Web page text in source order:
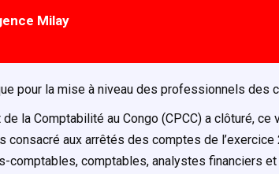
Milay
pour la mise à niveau des professionnels des
la Comptabilité au Congo (CPCC) a clôturé,
consacré aux arrêtés des comptes de
comptables, comptables, analystes financiers